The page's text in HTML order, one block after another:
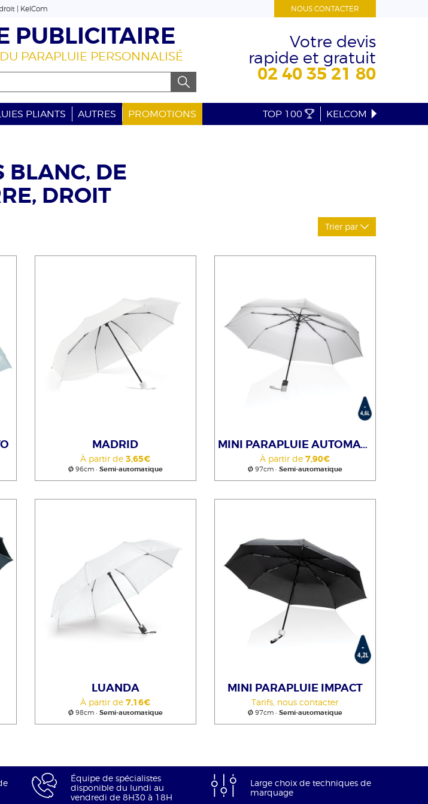
| KelCom NOUS CONTACTER
Votre devis
rapide et gratuit
02 40 35 21 80
PUBLICITAIRE
PARAPLUIE PERSONNALISÉ
PLIANTS AUTRES PROMOTIONS TOP 100 KELCOM
BLANC, DE
DROIT
Trier par
MADRID
À partir de3,65€
Ø96cm • Semi-automatique
MINI PARAPLUIE AUTOMATIQUE
À partir de7,90€
Ø97cm • Semi-automatique
LUANDA
À partir de7,16€
Ø98cm • Semi-automatique
MINI PARAPLUIE IMPACT
Tarifs, nous contacter
Ø97cm • Semi-automatique
Équipe de spécialistes
disponible du lundi au
vendredi de 8H30 à 18H
Large choix de techniques de
marquage